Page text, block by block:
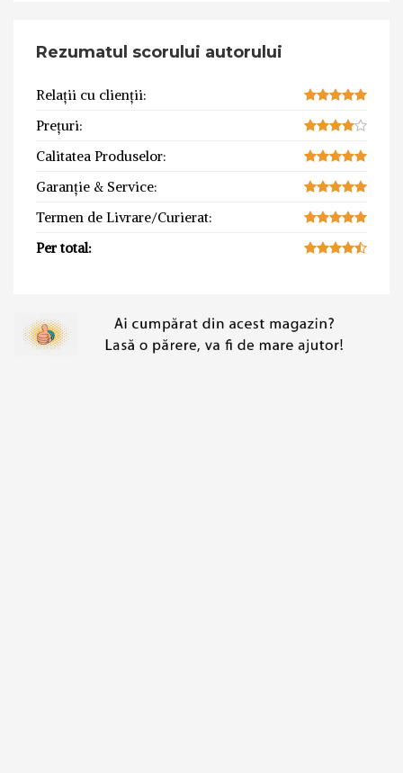
Rezumatul scorului autorului
Relații cu clienții:
Prețuri:
Calitatea Produselor:
Garanție & Service:
Termen de Livrare/Curierat:
Per total: